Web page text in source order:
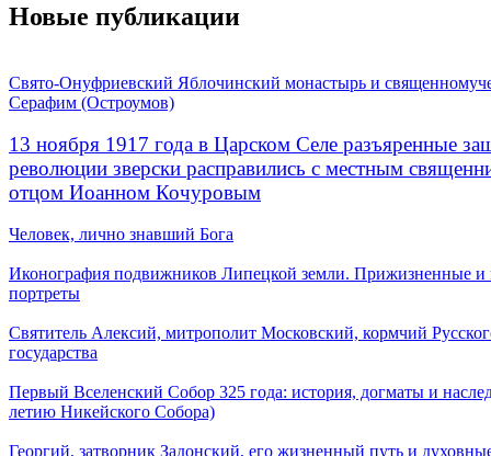
Новые публикации
Свято-Онуфриевский Яблочинский монастырь и
Серафим (Остроумов)
13 ноября 1917 года в Царском Селе разъяренные
революции зверски расправились с местным
отцом Иоанном Кочуровым
Человек, лично знавший Бога
Иконография подвижников Липецкой земли. Прижизненные и
портреты
Святитель Алексий, митрополит Московский, кормчий
государства
Первый Вселенский Собор 325 года: история, догматы и
летию Никейского Собора)
Георгий, затворник Задонский, его жизненный путь и